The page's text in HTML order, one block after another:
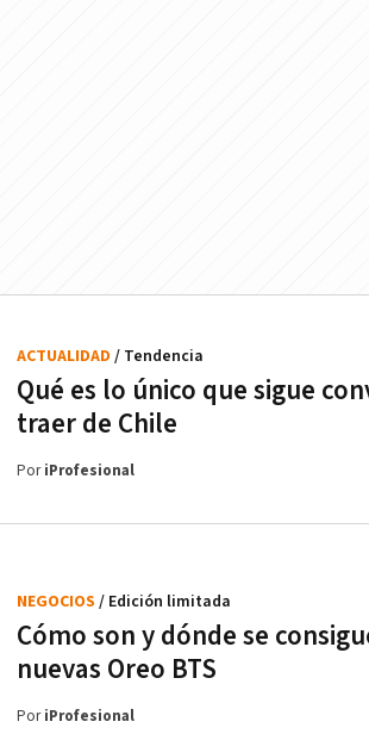
Qué es lo único que sigue
traer de Chile
ACTUALIDAD / Tendencia
PoriProfesional
Cómo son y dónde se
nuevas Oreo BTS
NEGOCIOS / Edición limitada
PoriProfesional